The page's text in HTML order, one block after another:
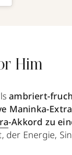
Him
ambriert-
Maninka-
-Akkord zu
der Energie,